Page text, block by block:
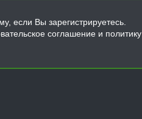
если Вы зарегистрируетесь.
соглашение и политику